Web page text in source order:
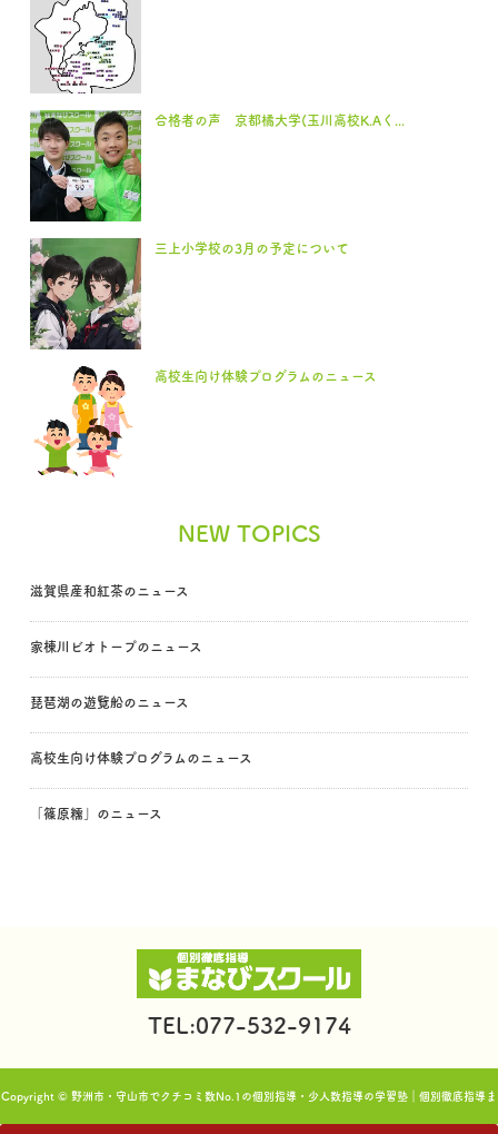
合格者の声 京都橘大学(玉川高校K.Aく...
三上小学校の3月の予定について
高校生向け体験プログラムのニュース
NEW TOPICS
滋賀県産和紅茶のニュース
家棟川ビオトープのニュース
琵琶湖の遊覧船のニュース
高校生向け体験プログラムのニュース
「篠原糯」のニュース
TEL:077-532-9174
Copyright © 野洲市・守山市でクチコミ数No.1の個別指導・少人数指導の学習塾｜個別徹底指導ま